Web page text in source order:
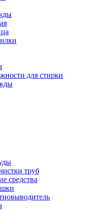
для стирки
труб
средства